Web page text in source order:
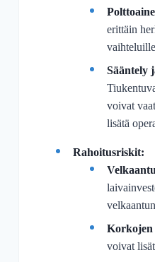
erittäin
Sääntely
voivat
lisätä
Rahoitusriskit:
Korkojen
voivat